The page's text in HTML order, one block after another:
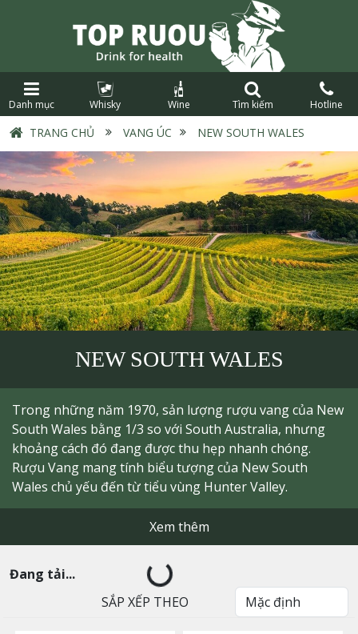
Danh mục Whisky Wine Tìm kiếm Hotline
TRANG CHỦ › VANG ÚC › NEW SOUTH WALES
NEW SOUTH WALES
Trong những năm 1970, sản lượng rượu vang của New
South Wales bằng 1/3 so với South Australia, nhưng
khoảng cách đó đang được thu hẹp nhanh chóng.
Rượu Vang mang tính biểu tượng của New South
Wales chủ yếu đến từ tiểu vùng Hunter Valley.
Xem thêm
Đang tải...
SẮP XẾP THEO